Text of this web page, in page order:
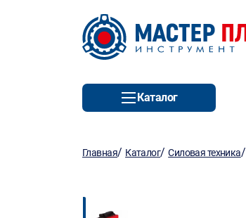
Каталог
Главная/ Каталог/Силовая техника/